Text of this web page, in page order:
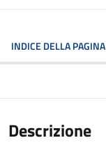
INDICE DELLA PAGINA
Descrizione